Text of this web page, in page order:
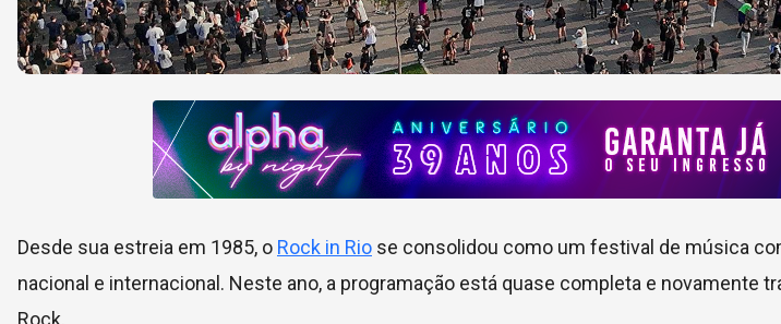
Desde sua estreia em 1985, o Rock in Rio se consolidou como um festival de música
nacional e internacional. Neste ano, a programação está quase completa e novamente
Rock.